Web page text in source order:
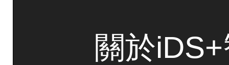
關於